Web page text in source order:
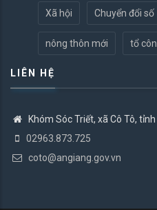
Xã hội Chuyển đổi số
nông thôn mới tổ
LIÊN HỆ
Khóm Sóc Triết, xã Cô Tô,
02963.873.725
coto@angiang.gov.vn